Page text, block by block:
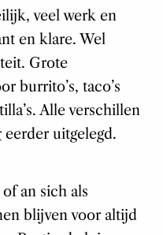
veel werk en
en klare. Wel
Grote
burrito’s, taco’s
Alle verschillen
eerder uitgelegd.
an sich als
blijven voor altijd